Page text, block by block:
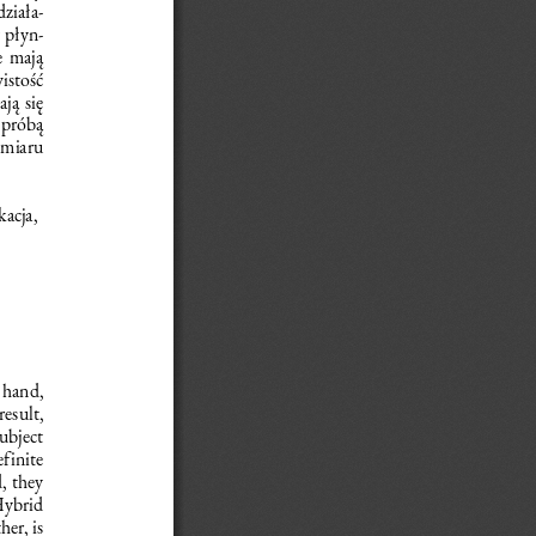
mają
się
they
is